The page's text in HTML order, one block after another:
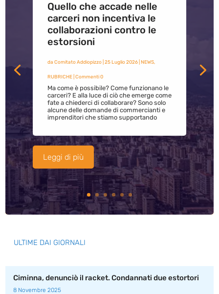
Quello che accade nelle
carceri non incentiva le
collaborazioni contro le
estorsioni
da Comitato Addiopizzo| 25 Luglio 2026| NEWS,
RUBRICHE| Commenti 0
Ma come è possibile? Come funzionano le
carceri? E alla luce di ciò che emerge come
fate a chiederci di collaborare? Sono solo
alcune delle domande di commercianti e
imprenditori che stiamo supportando
Leggi di più
ULTIME DAI GIORNALI
Ciminna, denunciò il racket. Condannati due estortori
8 Novembre 2025